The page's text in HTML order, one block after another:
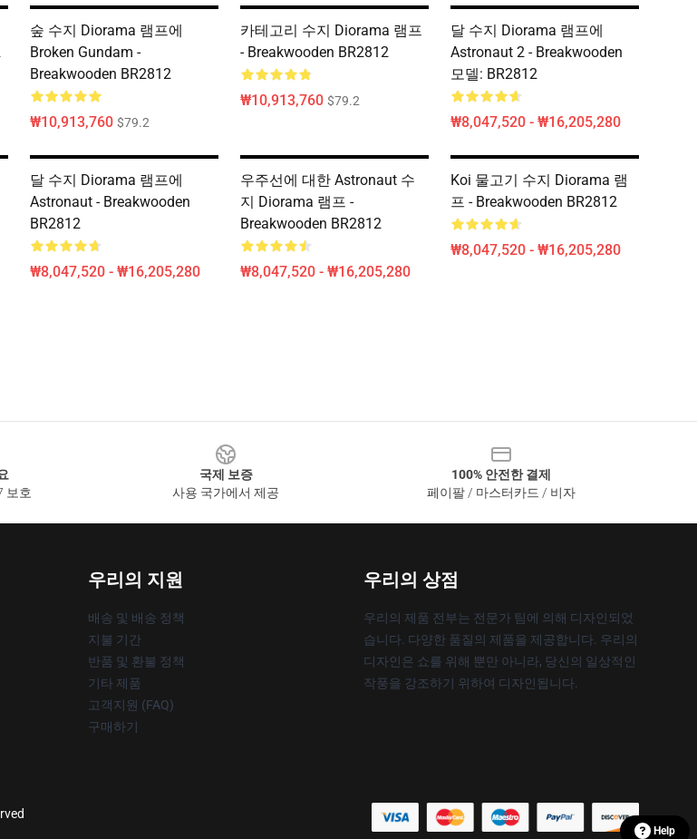
숲 수지 Diorama 램프에
Broken Gundam -
Breakwooden BR2812
₩10,913,760 $79.2
카테고리 수지 Diorama 램프
- Breakwooden BR2812
₩10,913,760 $79.2
달 수지 Diorama 램프에
Astronaut 2 - Breakwooden
모델: BR2812
₩8,047,520 - ₩16,205,280
달 수지 Diorama 램프에
Astronaut - Breakwooden
BR2812
₩8,047,520 - ₩16,205,280
우주선에 대한 Astronaut 수
지 Diorama 램프 -
Breakwooden BR2812
₩8,047,520 - ₩16,205,280
Koi 물고기 수지 Diorama 램
프 - Breakwooden BR2812
₩8,047,520 - ₩16,205,280
보호
국제 보증
사용 국가에서 제공
100% 안전한 결제
페이팔 / 마스터카드 / 비자
우리의 지원
배송 및 배송 정책
지불 기간
반품 및 환불 정책
기타 제품
고객지원 (FAQ)
구매하기
우리의 상점
우리의 제품 전부는 전문가 팀에 의해 디자인되었
습니다. 다양한 품질의 제품을 제공합니다. 우리의
디자인은 쇼를 위해 뿐만 아니라, 당신의 일상적인
작풍을 강조하기 위하여 디자인됩니다.
Help